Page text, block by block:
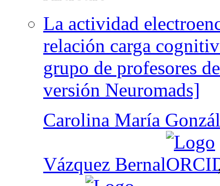
La actividad
relación carga
grupo de profesores
versión Neuromads]
Carolina María
Vázquez Bernal